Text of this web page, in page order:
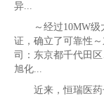
异...
～经过10MW级
证，确立了可靠性
司：东京都千代田
旭化...
近来，恒瑞医药